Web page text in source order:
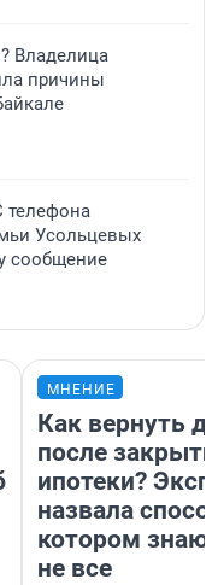
Владелица
причины
телефона
Усольцевых
сообщение
МНЕНИЕ
Как вернуть
после
ипотеки?
назвала
котором
не все